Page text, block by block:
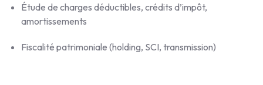
Étude de charges déductibles, crédits d’impôt,
amortissements
Fiscalité patrimoniale (holding, SCI, transmission)